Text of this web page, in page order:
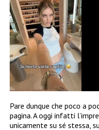
Pare dunque che poco a
pagina. A oggi infatti
unicamente su sé stessa,